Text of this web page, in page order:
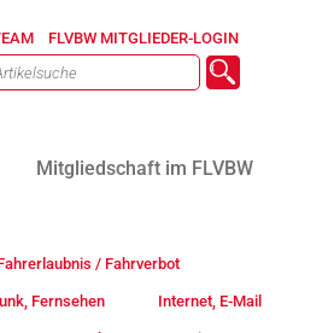
FLVBW MITGLIEDER-LOGIN
Mitgliedschaft im FLVBW
/ Fahrverbot
Fernsehen Internet, E-Mail